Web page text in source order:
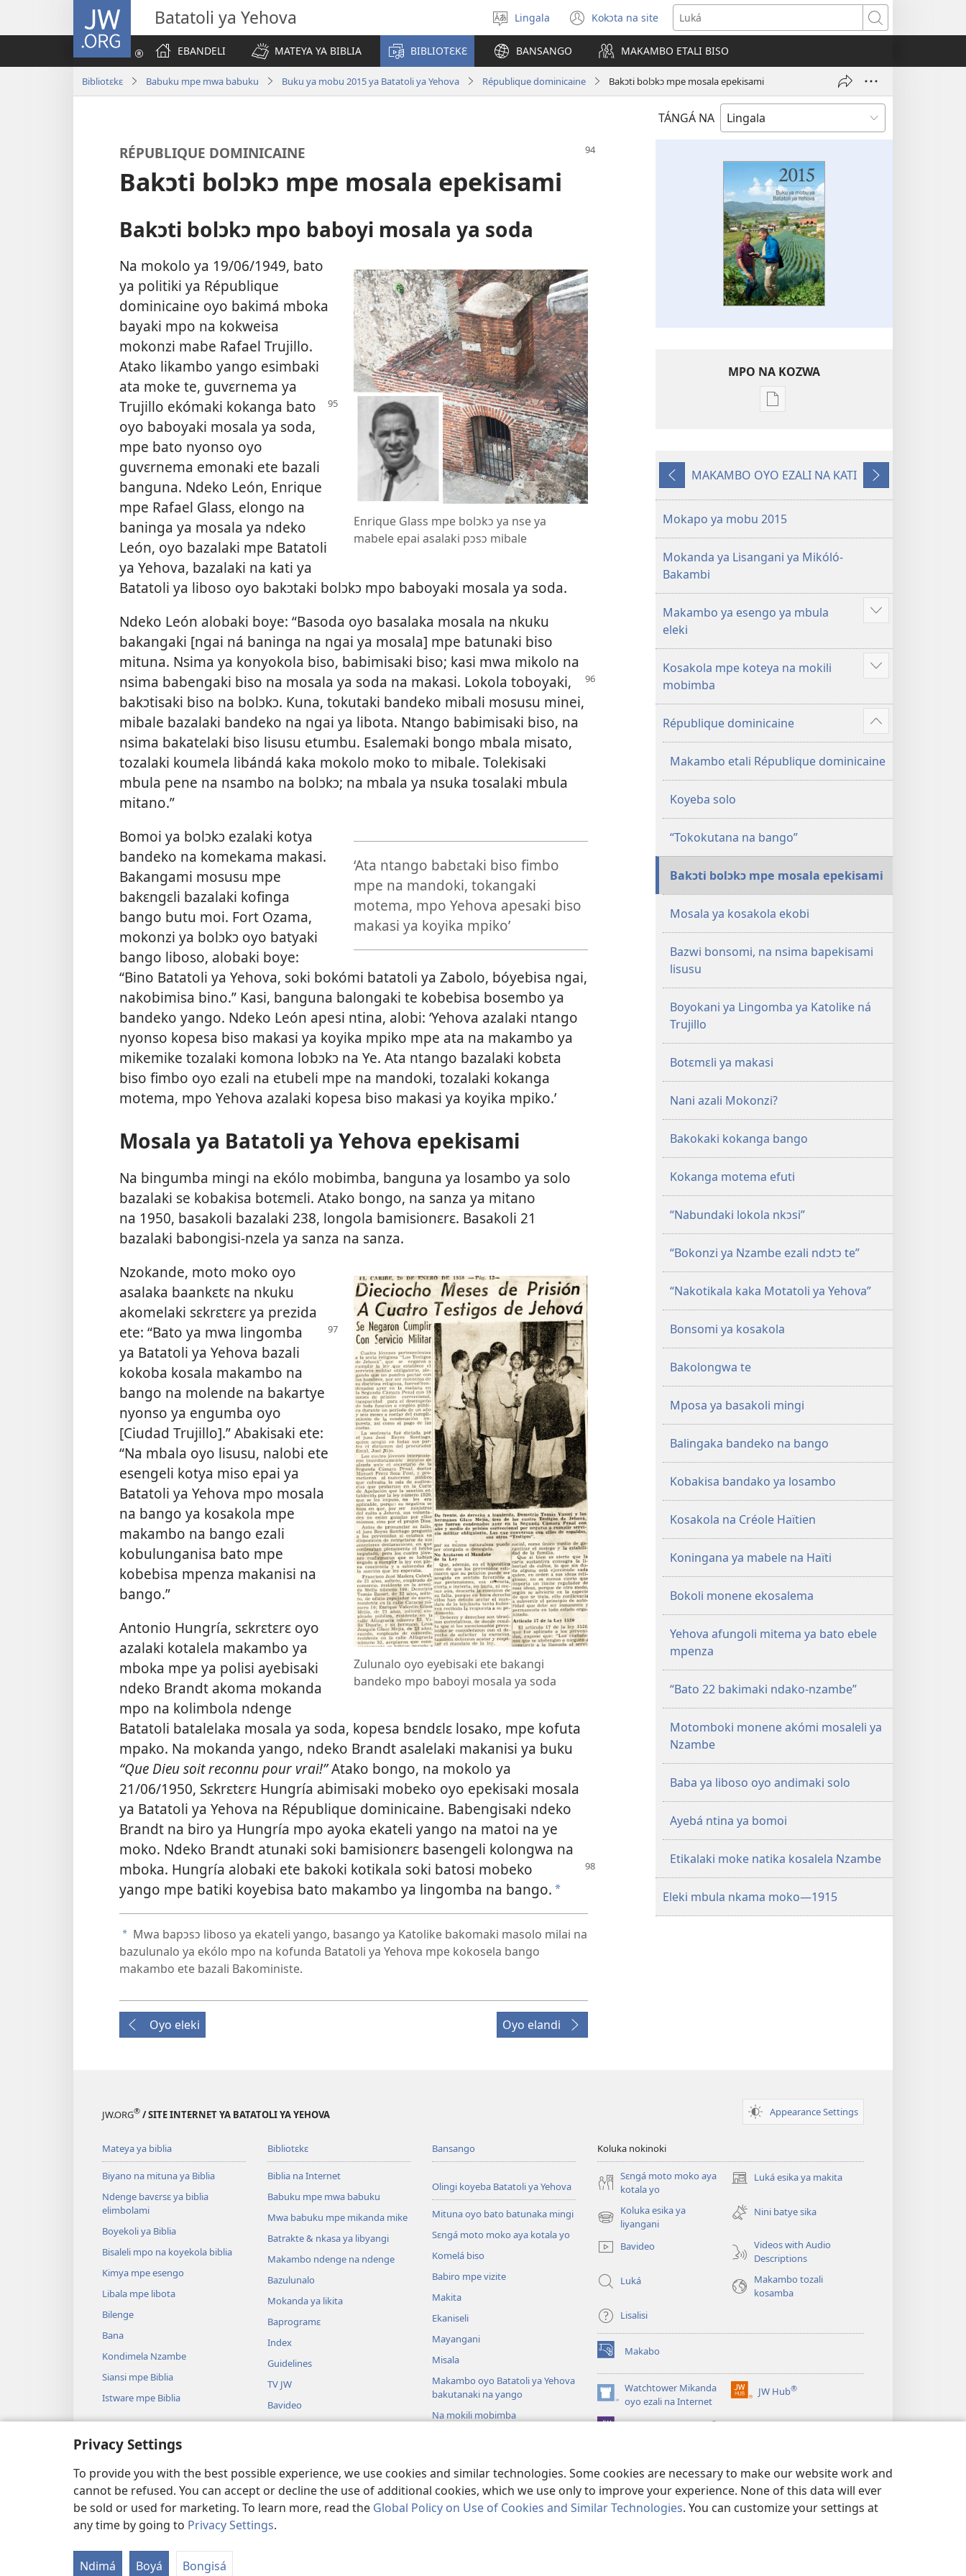
Privacy Settings
To provide you with the best possible experience, we use cookies and similar technologies. Some cookies are necessary to make our website work and
cannot be refused. You can accept or decline the use of additional cookies, which we use only to improve your experience. None of this data will ever
be sold or used for marketing. To learn more, read the Global Policy on Use of Cookies and Similar Technologies. You can customize your settings at
any time by going to Privacy Settings.
Ndimá Boyá Bongisá
JW.ORG Batatoli ya Yehova
Poná
monɔkɔ
Lingala Kokɔta na site
(fungolá
fenɛtrɛ
mosusu)
Luká
EBANDELI
MATEYA YA BIBLIA BIBLIOTƐKƐ BANSANGO MAKAMBO ETALI BISO
Bibliotɛkɛ Babuku mpe mwa babuku Buku ya mobu 2015 ya Batatoli ya Yehova République dominicaine Bakɔti bolɔkɔ mpe mosala epekisami
TÁNGÁ NA
RÉPUBLIQUE DOMINICAINE
Bakɔti bolɔkɔ mpe mosala epekisami
Bakɔti bolɔkɔ mpo baboyi mosala ya soda
Enrique Glass mpe bolɔkɔ ya nse ya
mabele epai asalaki pɔsɔ mibale
Na mokolo ya 19/06/1949, bato
ya politiki ya République
dominicaine oyo bakimá mboka
bayaki mpo na kokweisa
mokonzi mabe Rafael Trujillo.
Atako likambo yango esimbaki
ata moke te, guvɛrnema ya
Trujillo ekómaki kokanga bato
oyo baboyaki mosala ya soda,
mpe bato nyonso oyo
guvɛrnema emonaki ete bazali
banguna. Ndeko León, Enrique
mpe Rafael Glass, elongo na
baninga ya mosala ya ndeko
León, oyo bazalaki mpe Batatoli
ya Yehova, bazalaki na kati ya
Batatoli ya liboso oyo bakɔtaki bolɔkɔ mpo baboyaki mosala ya soda.
Ndeko León alobaki boye: “Basoda oyo basalaka mosala na nkuku
bakangaki [ngai ná baninga na ngai ya mosala] mpe batunaki biso
mituna. Nsima ya konyokola biso, babimisaki biso; kasi mwa mikolo na
nsima babengaki biso na mosala ya soda na makasi. Lokola toboyaki,
bakɔtisaki biso na bolɔkɔ. Kuna, tokutaki bandeko mibali mosusu minei,
mibale bazalaki bandeko na ngai ya libota. Ntango babimisaki biso, na
nsima bakatelaki biso lisusu etumbu. Esalemaki bongo mbala misato,
tozalaki koumela libándá kaka mokolo moko to mibale. Tolekisaki
mbula pene na nsambo na bolɔkɔ; na mbala ya nsuka tosalaki mbula
mitano.”
‘Ata ntango babɛtaki biso fimbo
mpe na mandoki, tokangaki
motema, mpo Yehova apesaki biso
makasi ya koyika mpiko’
Bomoi ya bolɔkɔ ezalaki kotya
bandeko na komekama makasi.
Bakangami mosusu mpe
bakɛngɛli bazalaki kofinga
bango butu moi. Fort Ozama,
mokonzi ya bolɔkɔ oyo batyaki
bango liboso, alobaki boye:
“Bino Batatoli ya Yehova, soki bokómi batatoli ya Zabolo, bóyebisa ngai,
nakobimisa bino.” Kasi, banguna balongaki te kobebisa bosembo ya
bandeko yango. Ndeko León apesi ntina, alobi: ‘Yehova azalaki ntango
nyonso kopesa biso makasi ya koyika mpiko mpe ata na makambo ya
mikemike tozalaki komona lobɔkɔ na Ye. Ata ntango bazalaki kobɛta
biso fimbo oyo ezali na etubeli mpe na mandoki, tozalaki kokanga
motema, mpo Yehova azalaki kopesa biso makasi ya koyika mpiko.’
Mosala ya Batatoli ya Yehova epekisami
Na bingumba mingi na ekólo mobimba, banguna ya losambo ya solo
bazalaki se kobakisa botɛmɛli. Atako bongo, na sanza ya mitano
na 1950, basakoli bazalaki 238, longola bamisionɛrɛ. Basakoli 21
bazalaki babongisi-nzela ya sanza na sanza.
Zulunalo oyo eyebisaki ete bakangi
bandeko mpo baboyi mosala ya soda
Nzokande, moto moko oyo
asalaka baankɛtɛ na nkuku
akomelaki sɛkrɛtɛrɛ ya prezida
ete: “Bato ya mwa lingomba
ya Batatoli ya Yehova bazali
kokoba kosala makambo na
bango na molende na bakartye
nyonso ya engumba oyo
[Ciudad Trujillo].” Abakisaki ete:
“Na mbala oyo lisusu, nalobi ete
esengeli kotya miso epai ya
Batatoli ya Yehova mpo mosala
na bango ya kosakola mpe
makambo na bango ezali
kobulunganisa bato mpe
kobebisa mpenza makanisi na
bango.”
Antonio Hungría, sɛkrɛtɛrɛ oyo
azalaki kotalela makambo ya
mboka mpe ya polisi ayebisaki
ndeko Brandt akoma mokanda
mpo na kolimbola ndenge
Batatoli batalelaka mosala ya soda, kopesa bɛndɛlɛ losako, mpe kofuta
mpako. Na mokanda yango, ndeko Brandt asalelaki makanisi ya buku
“Que Dieu soit reconnu pour vrai!”Atako bongo, na mokolo ya
21/06/1950, Sɛkrɛtɛrɛ Hungría abimisaki mobeko oyo epekisaki mosala
ya Batatoli ya Yehova na République dominicaine. Babengisaki ndeko
Brandt na biro ya Hungría mpo ayoka ekateli yango na matoi na ye
moko. Ndeko Brandt atunaki soki bamisionɛrɛ basengeli kolongwa na
mboka. Hungría alobaki ete bakoki kotikala soki batosi mobeko
yango mpe batiki koyebisa bato makambo ya lingomba na bango. a
a Mwa bapɔsɔ liboso ya ekateli yango, basango ya Katolike bakomaki masolo milai na
bazulunalo ya ekólo mpo na kofunda Batatoli ya Yehova mpe kokosela bango
makambo ete bazali Bakoministe.
Oyo eleki Oyo elandi
MPO NA KOZWA
Ndenge
Buku
mobu
2015
Batatoli
Yehova
Oyo
eleki
MAKAMBO OYO EZALI NA KATI
Oyo
elandi
Mokapo ya mobu 2015
Mokanda ya Lisangani ya Mikóló-
Bakambi
Makambo ya esengo ya mbula
eleki
Show
Kosakola mpe koteya na mokili
mobimba
Show
République dominicaine
Show
more
Makambo etali République dominicaine
Koyeba solo
“Tokokutana na bango”
Bakɔti bolɔkɔ mpe mosala epekisami
Mosala ya kosakola ekobi
Bazwi bonsomi, na nsima bapekisami
lisusu
Boyokani ya Lingomba ya Katolike ná
Trujillo
Botɛmɛli ya makasi
Nani azali Mokonzi?
Bakokaki kokanga bango
Kokanga motema efuti
“Nabundaki lokola nkɔsi”
“Bokonzi ya Nzambe ezali ndɔtɔ te”
“Nakotikala kaka Motatoli ya Yehova”
Bonsomi ya kosakola
Bakolongwa te
Mposa ya basakoli mingi
Balingaka bandeko na bango
Kobakisa bandako ya losambo
Kosakola na Créole Haïtien
Koningana ya mabele na Haïti
Bokoli monene ekosalema
Yehova afungoli mitema ya bato ebele
mpenza
“Bato 22 bakimaki ndako-nzambe”
Motomboki monene akómi mosaleli ya
Nzambe
Baba ya liboso oyo andimaki solo
Ayebá ntina ya bomoi
Etikalaki moke natika kosalela Nzambe
Eleki mbula nkama moko​—1915
JW.ORG® / SITE INTERNET YA BATATOLI YA YEHOVA Appearance Settings
Mateya ya biblia
Biyano na mituna ya Biblia
Ndenge bavɛrsɛ ya biblia
elimbolami
Boyekoli ya Biblia
Bisaleli mpo na koyekola biblia
Kimya mpe esengo
Libala mpe libota
Bilenge
Bana
Kondimela Nzambe
Siansi mpe Biblia
Istware mpe Biblia
Bibliotɛkɛ
Biblia na Internet
Babuku mpe mwa babuku
Mwa babuku mpe mikanda mike
Batrakte & nkasa ya libyangi
Makambo ndenge na ndenge
Bazulunalo
Mokanda ya likita
Baprogramɛ
Index
Guidelines
TV JW
Bavideo
Miziki
Badrame ya botángi ya Biblia
Bansango
Olingi koyeba Batatoli ya Yehova
Mituna oyo bato batunaka mingi
Sɛngá moto moko aya kotala yo
Komelá biso
Babiro mpe vizite
Makita
Ekaniseli
Mayangani
Misala
Makambo oyo Batatoli ya Yehova
bakutanaki na yango
Na mokili mobimba
Koluka nokinoki
Sɛngá moto moko aya
kotala yo
Luká esika ya makita
(fungolá
mosusu)
Koluka esika ya
liyangani
(fungolá
mosusu)
Nini batye sika
Bavideo
Videos with Audio
Descriptions
Luká
Makambo tozali
kosamba
Lisalisi
Makabo
(fungolá
fenɛtrɛ
mosusu)Watchtower Mikanda
oyo ezali na Internet
(fungolá
fenɛtrɛ
JW Hub®
(fungolá
mosusu)
®
Copyright © 2026 Watch Tower Bible and Tract Society of Pennsylvania.